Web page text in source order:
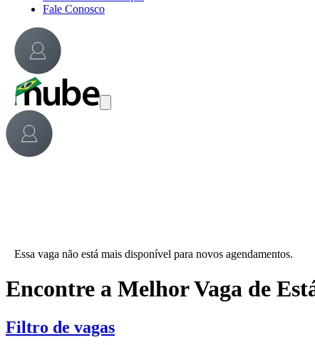
Fale Conosco
Essa vaga não está mais disponível para novos agendamentos.
Encontre a Melhor Vaga de
Filtro de vagas